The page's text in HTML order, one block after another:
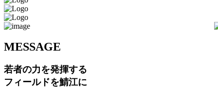
MESSAGE
若者の力を発揮する
フィールドを鯖江に